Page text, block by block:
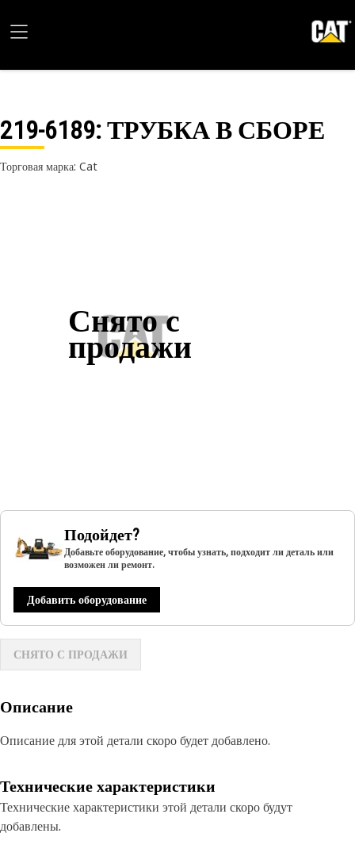
219-6189: ТРУБКА В СБОРЕ
Торговая марка: Cat
Снято с
продажи
Подойдет?
Добавьте оборудование, чтобы узнать, подходит ли деталь или
возможен ли ремонт.
Добавить оборудование
СНЯТО С ПРОДАЖИ
Описание
Описание для этой детали скоро будет добавлено.
Технические характеристики
Технические характеристики этой детали скоро будут
добавлены.